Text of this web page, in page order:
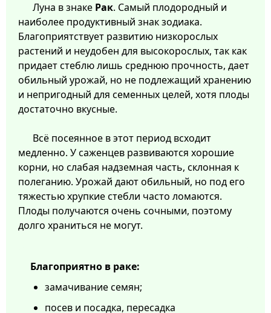
Луна в знаке Рак. Самый плодородный и
наиболее продуктивный знак зодиака.
Благоприятствует развитию низкорослых
растений и неудобен для высокорослых, так как
придает стеблю лишь среднюю прочность, дает
обильный урожай, но не подлежащий хранению
и непригодный для семенных целей, хотя плоды
достаточно вкусные.
Всё посеянное в этот период всходит
медленно. У саженцев развиваются хорошие
корни, но слабая надземная часть, склонная к
полеганию. Урожай дают обильный, но под его
тяжестью хрупкие стебли часто ломаются.
Плоды получаются очень сочными, поэтому
долго храниться не могут.
Благоприятно в раке:
замачивание семян;
посев и посадка, пересадка